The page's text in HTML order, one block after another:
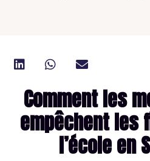
Comment les
empêchent les
l’école en